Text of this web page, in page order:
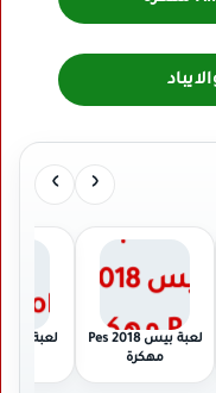
‹
›
لعبة بيس 2018 Pes
مهكرة